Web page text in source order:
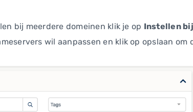
bij meerdere domeinen klik je op Instellen
wil aanpassen en klik op opslaan om